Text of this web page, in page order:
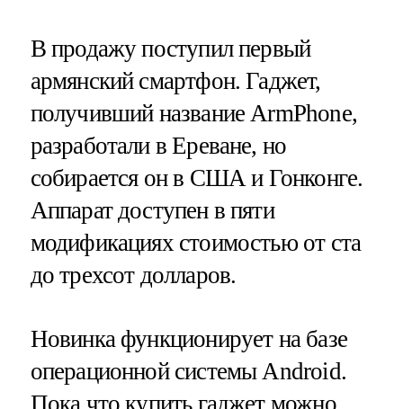
В продажу поступил первый
армянский смартфон. Гаджет,
получивший название ArmPhone,
разработали в Ереване, но
собирается он в США и Гонконге.
Аппарат доступен в пяти
модификациях стоимостью от ста
до трехсот долларов.
Новинка функционирует на базе
операционной системы Android.
Пока что купить гаджет можно